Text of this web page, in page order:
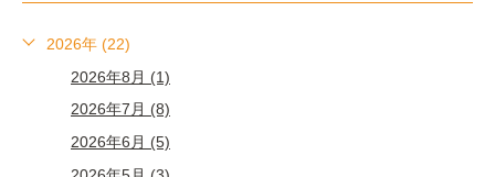
2026年 (22)
2026年8月 (1)
2026年7月 (8)
2026年6月 (5)